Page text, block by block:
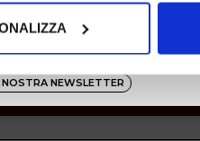
alla ricerca di
imposta le tue preferenze
Dichiarazione sui cookie.
€ 47.40
SHOW ITEMS1to2of2
NEWSLETTER